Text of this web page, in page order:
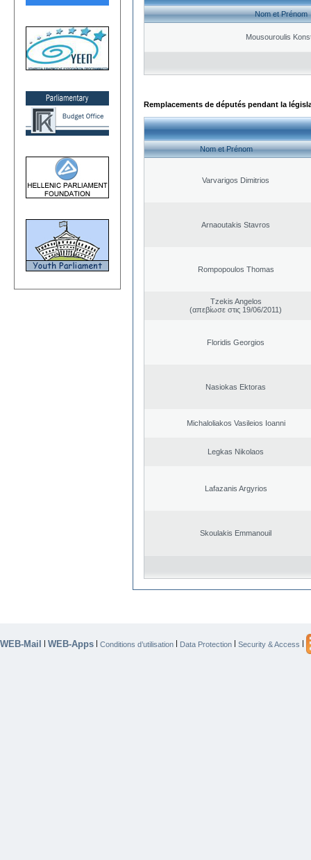
Nom et Prénom
Mousouroulis
Remplacements de députés pendant la
Nom et Prénom
Varvarigos Dimitrios
Arnaoutakis Stavros
Rompopoulos Thomas
Tzekis Angelos
(απεβίωσε στις 19/06/2011)
Floridis Georgios
Nasiokas Ektoras
Michaloliakos Vasileios Ioanni
Legkas Nikolaos
Lafazanis Argyrios
Skoulakis Emmanouil
WEB-Mail WEB-Apps Conditions d’utilisation Data Protection Security & Access